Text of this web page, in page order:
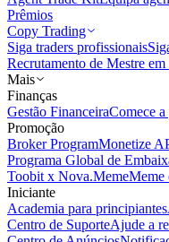
Prêmios
Copy Trading
Siga traders profissionais
Recrutamento de Mestre
Mais
Finanças
Gestão FinanceiraComece
Promoção
Broker ProgramMonetize
Programa Global de
Toobit x Nova.MemeMeme
Iniciante
Academia para principiantes
Centro de SuporteAjude a